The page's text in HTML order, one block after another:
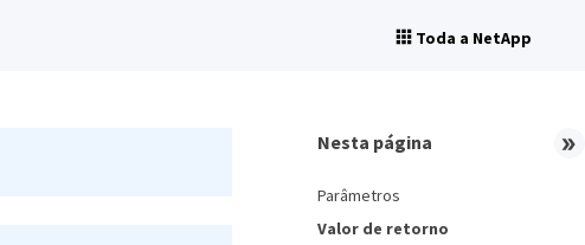
Toda a NetApp
Nesta página
Parâmetros
Valor de retorno